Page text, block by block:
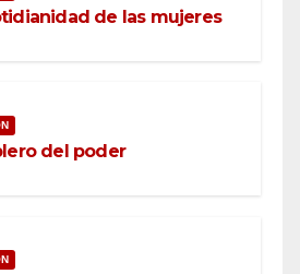
de las mujeres
del poder